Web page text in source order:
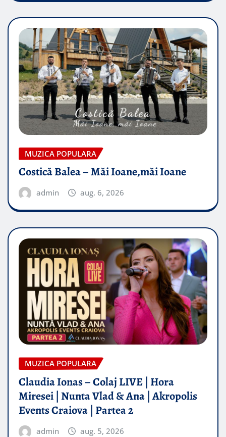
MUZICA POPULARA
Costică Balea – Măi Ioane,măi Ioane
admin aug. 6, 2026
MUZICA POPULARA
Claudia Ionas – Colaj LIVE | Hora
Miresei | Nunta Vlad & Ana | Akropolis
Events Craiova | Partea 2
admin aug. 5, 2026